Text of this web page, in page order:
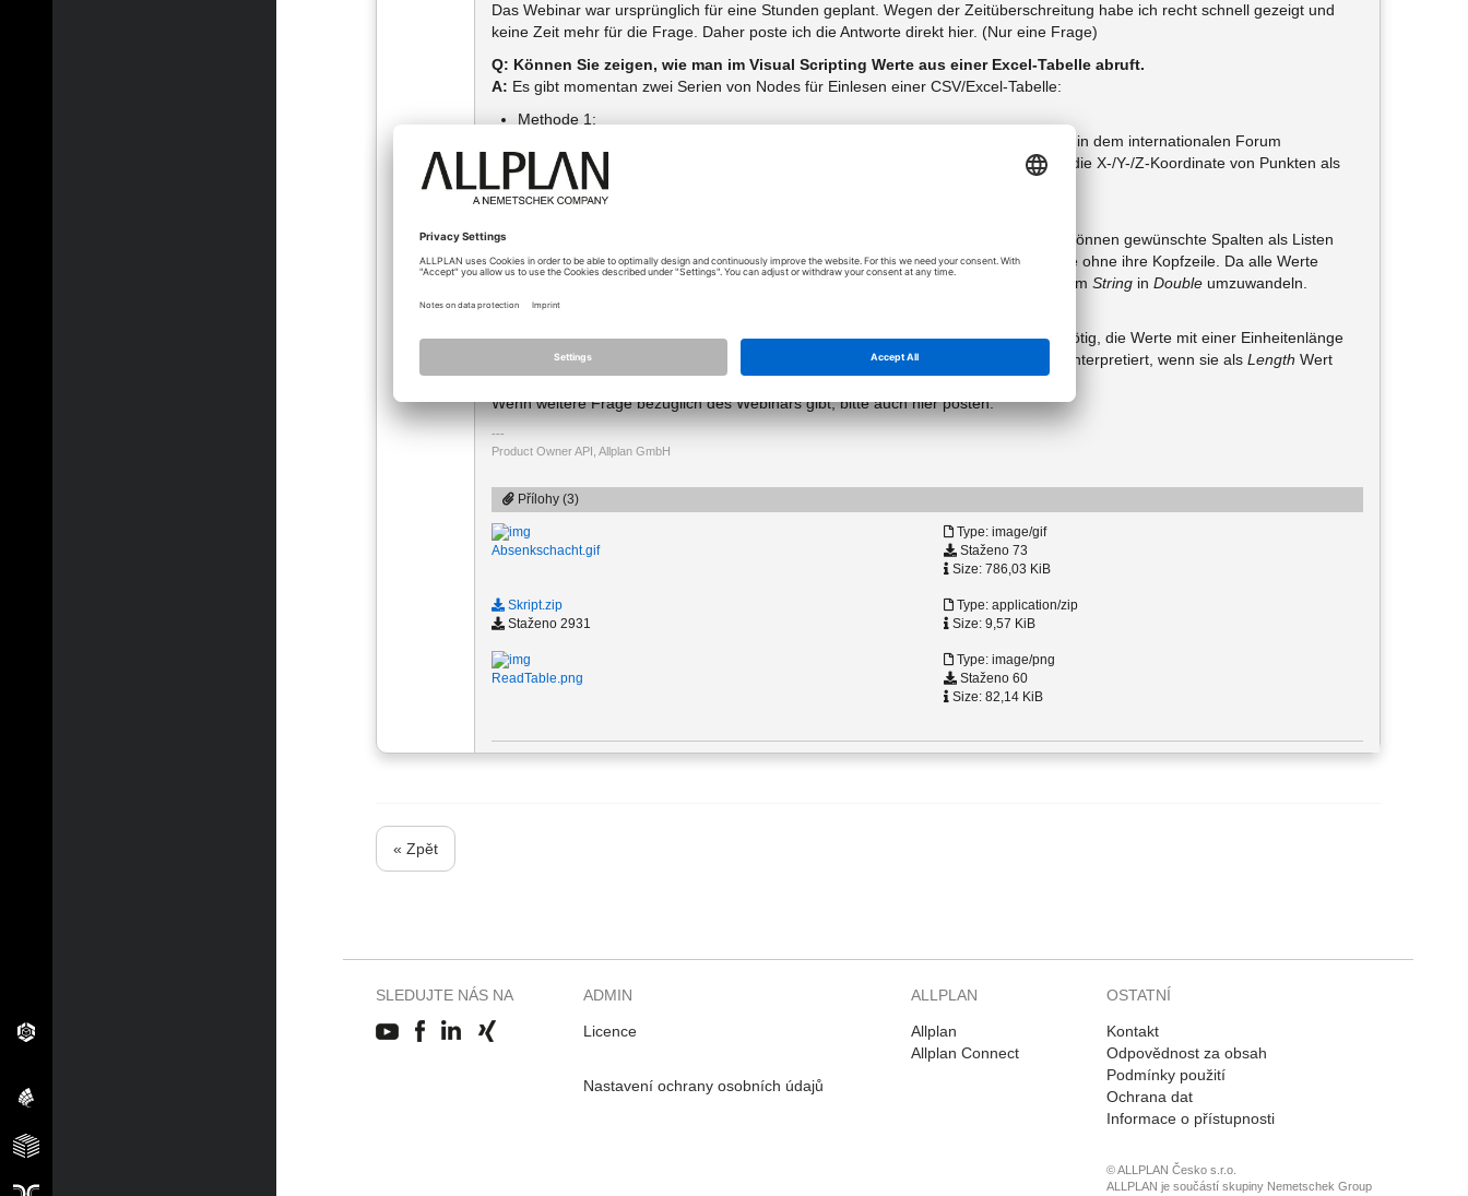
Das Webinar war ursprünglich für eine Stunden geplant. Wegen der Zeitüberschreitung habe ich recht schnell gezeigt und
keine Zeit mehr für die Frage. Daher poste ich die Antworte direkt hier. (Nur eine Frage)
Q: Können Sie zeigen, wie man im Visual Scripting Werte aus einer Excel-Tabelle abruft.
A: Es gibt momentan zwei Serien von Nodes für Einlesen einer CSV/Excel-Tabelle:
Methode 1:
in dem internationalen Forum
anschauen. Mit dieser Methode werden Punkte daraus erzeugt. Aber man kann die X-/Y-/Z-Koordinate von Punkten als
normale Double
können gewünschte Spalten als Listen
ausgelesen werden.TableToListkonventiert die gesamte Tabelle in eine 2D-Liste ohne ihre Kopfzeile. Da alle Werte
eingelesen. Eine andere Node ConvertDataType ist benötigt, um String in Double umzuwandeln.
Bitte beachten, dass eingelesene Werte keine Einheit haben. Es ist meisten schon nötig, die Werte mit einer Einheitenlänge
zu multiplizieren, z.B. 1m, 1cm, usw. Ansonsten werden alle Nummer intern als mm interpretiert, wenn sie als Length Wert
verwendet wird.
Wenn weitere Frage bezüglich des Webinars gibt, bitte auch hier posten.
Product Owner API, Allplan GmbH
Přílohy (3)
Absenkschacht.gif
Type: image/gif
Staženo 73
Size: 786,03 KiB
Skript.zip
Type: application/zip
Staženo 2931
Size: 9,57 KiB
ReadTable.png
Type: image/png
Staženo 60
Size: 82,14 KiB
« Zpět
SLEDUJTE NÁS NA ADMIN
Licence
Nastavení ochrany osobních údajů
ALLPLAN
Allplan
Allplan Connect
OSTATNÍ
Kontakt
Odpovědnost za obsah
Podmínky použití
Ochrana dat
Informace o přístupnosti
© ALLPLAN Česko s.r.o.
ALLPLAN je součástí skupiny Nemetschek Group